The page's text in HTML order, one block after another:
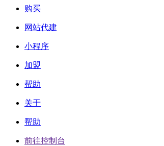
购买
网站代建
小程序
加盟
帮助
关于
帮助
前往控制台